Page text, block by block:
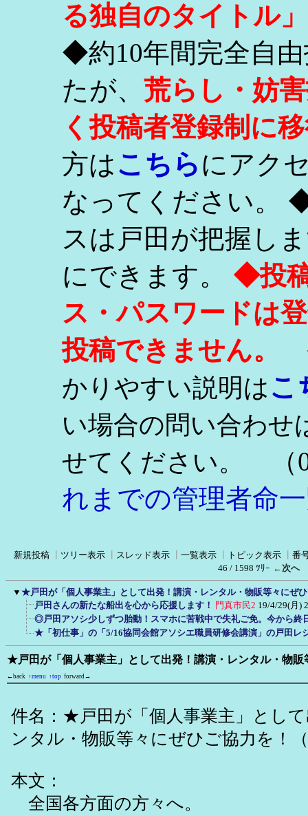
る独自のタイトル
◆約10年間完全自
たが、 荒らし・妨
く投稿者登録制に
方はこちらにアク
なってください。
スは戸田が把握し
にできます。 ◆投
ス・パスワードは
投稿できません。
かりやすい説明はこ
い場合の問い合わせ
せてください。
（
れまでの管理者命
新規投稿 ツリー表示 スレッド表示 一覧表示 トピック表示
番
46 / 1598 ﾂﾘｰ ←次へ
▼ ★戸田が「個人事業主」として出発！講演・レンタル・物販等々にぜ
戸田さんの新たな船出を心から応援します！
門真市民2 19/4/29(月)
◎戸田アソシ少しずつ胎動！スマホに苦戦中で失礼ご免。今から終
★「初仕事」の「5/16協同会館アソシエ職員研修会講演」の戸田レ
★戸田が「個人事業主」として出発！講演・レンタル・物販
←back ↑menu ↑top forward→
件名：★戸田が「個人事業主」とし
ンタル・物販等々にぜひご協力を！
本文：
全国各方面の方々へ。